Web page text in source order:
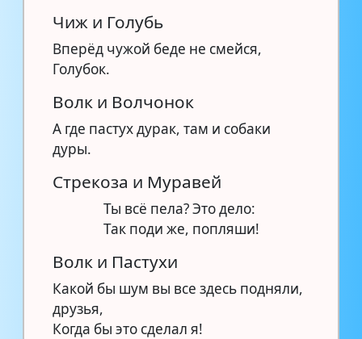
Чиж и Голубь
Вперёд чужой беде не смейся,
Голубок.
Волк и Волчонок
А где пастух дурак, там и собаки
дуры.
Стрекоза и Муравей
Ты всё пела? Это дело:
Так поди же, попляши!
Волк и Пастухи
Какой бы шум вы все здесь подняли,
друзья,
Когда бы это сделал я!